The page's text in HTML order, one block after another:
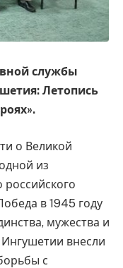
службы
Летопись
о Великой
из
в 1945 году
мужества и
внесли
с